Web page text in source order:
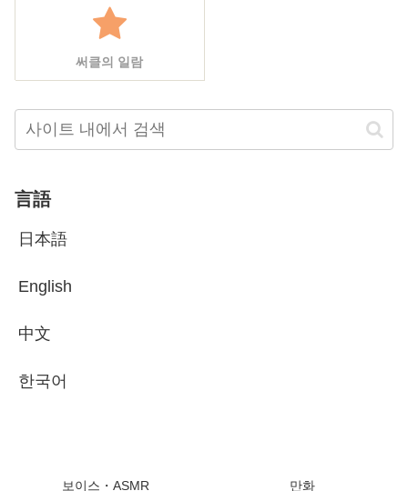
써클의 일람
言語
日本語
English
中文
한국어
보이스・ASMR 만화